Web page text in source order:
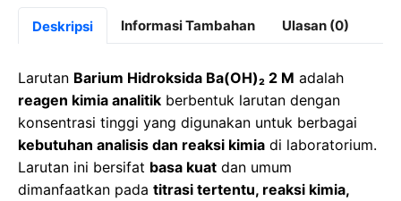
c
b
o
o
k
st
d
o
n
at
s
A
p
p
e
gr
a
m
Deskripsi Informasi Tambahan Ulasan (0)
Larutan Barium Hidroksida Ba(OH)₂ 2 M adalah
reagen kimia analitik berbentuk larutan dengan
konsentrasi tinggi yang digunakan untuk berbagai
kebutuhan analisis dan reaksi kimia di laboratorium.
Larutan ini bersifat basa kuat dan umum
dimanfaatkan pada titrasi tertentu, reaksi kimia,